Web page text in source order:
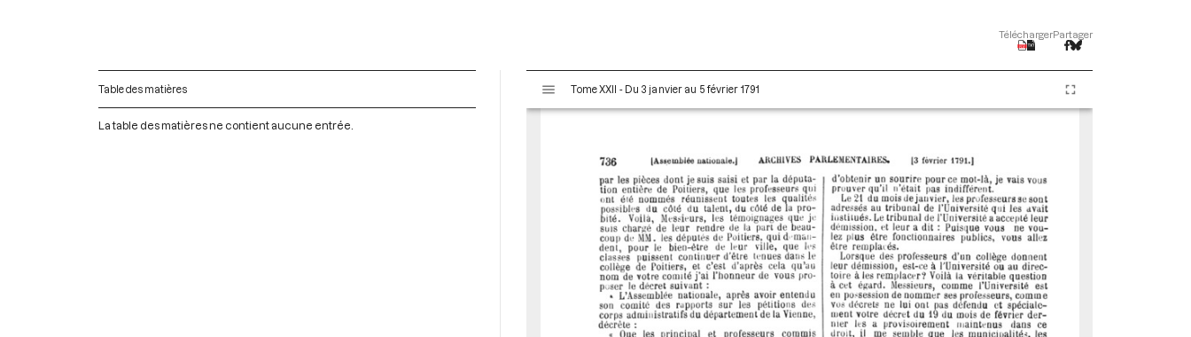
TéléchargerPartager
Table des matières
La table des matières ne contient aucune entrée.
s
Tome XXII - Du 3 janvier au 5 février 1791